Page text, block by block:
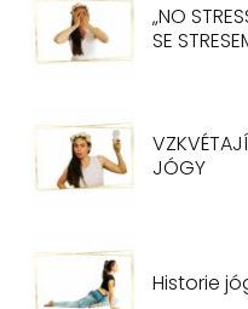
„NO
SE
JÓGY
Historie